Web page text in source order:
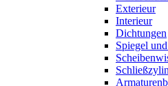
Exterieur
Interieur
Dichtungen
Spiegel